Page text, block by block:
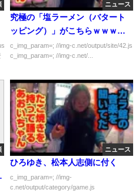
ニュース
究極の「塩ラーメン（バタート
ッピング）」がこちらｗｗｗｗ
ｗ
c_img_param=; //img-c.net/output/site/42.js
c_img_param=; //img-c.net/...
ニュース
ひろゆき、松本人志側に付く
c_img_param=; //img-
c.net/output/category/game.js